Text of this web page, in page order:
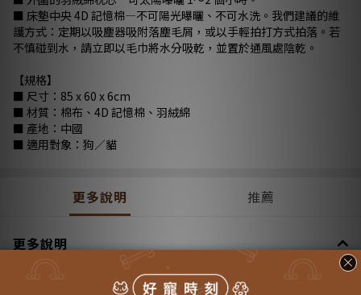
■ 床墊中央 4D 記憶棉—不可陽光曝曬、不可水洗。我們建議的維
護方式：定期以吸塵器吸附落塵毛屑，或以手輕拍打方式拍落。若
不慎碰到水，請立即以毛巾將水分吸乾，並置於通風處陰乾。
【規格】
■ 尺寸：85 x 60 x 6cm
■ 材質：棉布、4D 記憶棉、羽絨綿
■ 產地：中國
■ 適用對象：狗／貓
更多說明 推薦
更多說明